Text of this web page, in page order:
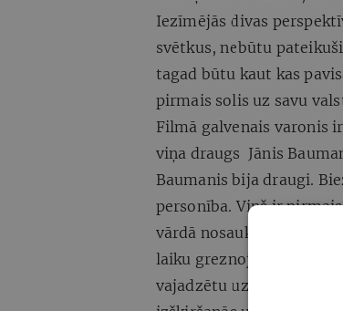
Iezīmējās divas
svētkus, nebūtu
tagad būtu kaut kas
pirmais solis uz savu
Filmā galvenais varonis
viņa draugs Jānis
Baumanis bija draugi.
personība. Viņš ir
vārdā nosaukta maziņa,
laiku greznojās ar
vajadzētu uzcelt